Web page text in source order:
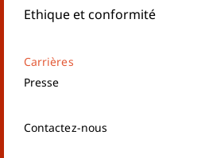
Ethique et conformité
Carrières
Presse
Contactez-nous